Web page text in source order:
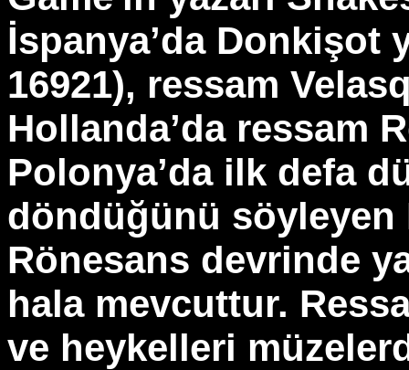
İspanya’da Donkişot
16921), ressam
Hollanda’da ressam
Polonya’da ilk defa
döndüğünü
Rönesans devrinde
hala mevcuttur.
ve heykelleri